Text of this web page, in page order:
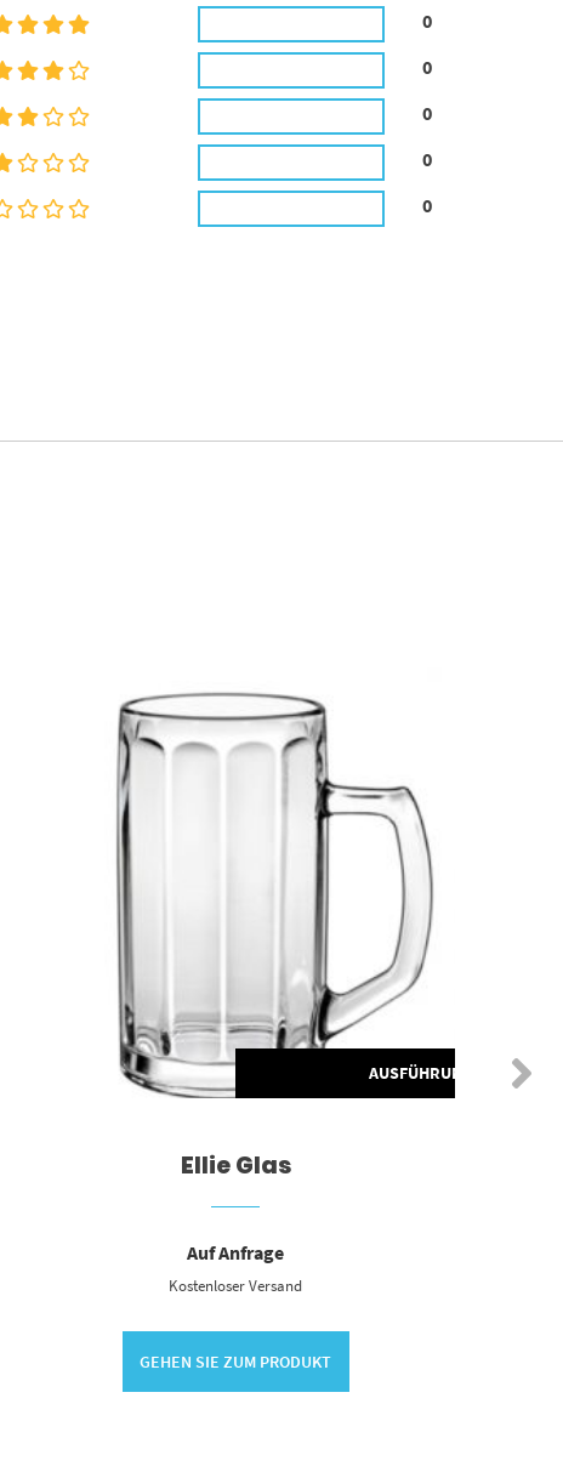
0
0
0
0
0
AUSFÜHRUNG WÄHLEN
Ellie Glas
Auf Anfrage
Kostenloser Versand
GEHEN SIE ZUM PRODUKT